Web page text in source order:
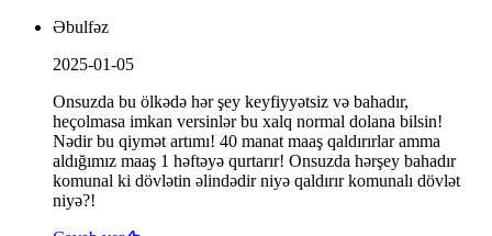
Əbulfəz
2025-01-05
Onsuzda bu ölkədə hər şey keyfiyyətsiz və bahadır,
heçolmasa imkan versinlər bu xalq normal dolana bilsin!
Nədir bu qiymət artımı! 40 manat maaş qaldırırlar amma
aldığımız maaş 1 həftəyə qurtarır! Onsuzda hərşey bahadır
komunal ki dövlətin əlindədir niyə qaldırır komunalı dövlət
niyə?!